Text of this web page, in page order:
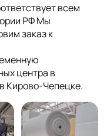
всем
РФ Мы
заказ к
центра в
Кирово-Чепецке.